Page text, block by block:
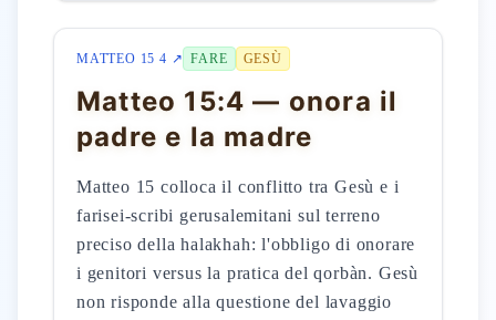
MATTEO 15 4 ↗ FARE GESÙ
Matteo 15:4 — onora il
padre e la madre
Matteo 15 colloca il conflitto tra Gesù e i
farisei-scribi gerusalemitani sul terreno
preciso della halakhah: l'obbligo di onorare
i genitori versus la pratica del qorbàn. Gesù
non risponde alla questione del lavaggio